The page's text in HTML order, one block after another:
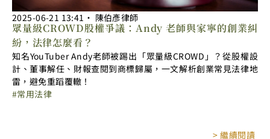
2025-06-21 13:41 ‧ 陳伯彥律師
眾量級CROWD股權爭議：Andy 老師與家寧的創業糾
紛，法律怎麼看？
知名YouTuber Andy老師被踢出「眾量級CROWD」？從股權設
計、董事解任、財報查閱到商標歸屬，一文解析創業常見法律地
雷，避免重蹈覆轍！
常用法律
> 繼續閱讀